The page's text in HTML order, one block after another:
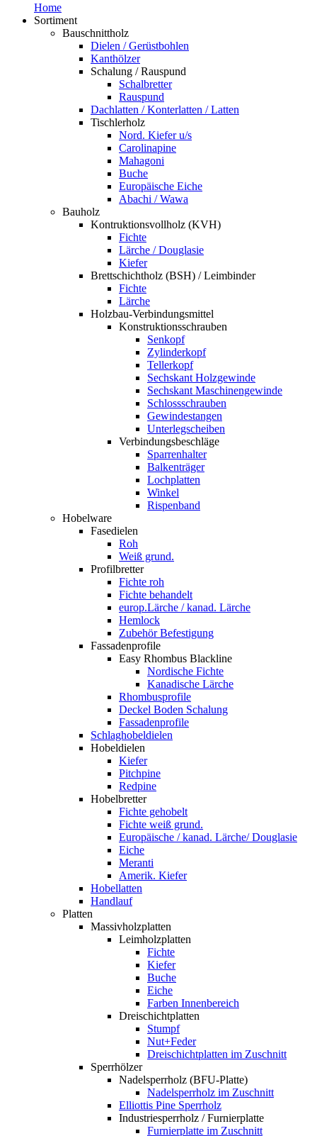
Home
Sortiment
Bauschnittholz
Dielen / Gerüstbohlen
Kanthölzer
Schalung / Rauspund
Schalbretter
Rauspund
Dachlatten / Konterlatten / Latten
Tischlerholz
Nord. Kiefer u/s
Carolinapine
Mahagoni
Buche
Europäische Eiche
Abachi / Wawa
Bauholz
Kontruktionsvollholz (KVH)
Fichte
Lärche / Douglasie
Kiefer
Brettschichtholz (BSH) / Leimbinder
Fichte
Lärche
Holzbau-Verbindungsmittel
Konstruktionsschrauben
Senkopf
Zylinderkopf
Tellerkopf
Sechskant Holzgewinde
Sechskant Maschinengewinde
Schlossschrauben
Gewindestangen
Unterlegscheiben
Verbindungsbeschläge
Sparrenhalter
Balkenträger
Lochplatten
Winkel
Rispenband
Hobelware
Fasedielen
Roh
Weiß grund.
Profilbretter
Fichte roh
Fichte behandelt
europ.Lärche / kanad. Lärche
Hemlock
Zubehör Befestigung
Fassadenprofile
Easy Rhombus Blackline
Nordische Fichte
Kanadische Lärche
Rhombusprofile
Deckel Boden Schalung
Fassadenprofile
Schlaghobeldielen
Hobeldielen
Kiefer
Pitchpine
Redpine
Hobelbretter
Fichte gehobelt
Fichte weiß grund.
Europäische / kanad. Lärche/ Douglasie
Eiche
Meranti
Amerik. Kiefer
Hobellatten
Handlauf
Platten
Massivholzplatten
Leimholzplatten
Fichte
Kiefer
Buche
Eiche
Farben Innenbereich
Dreischichtplatten
Stumpf
Nut+Feder
Dreischichtplatten im Zuschnitt
Sperrhölzer
Nadelsperrholz (BFU-Platte)
Nadelsperrholz im Zuschnitt
Elliottis Pine Sperrholz
Industriesperrholz / Furnierplatte
Furnierplatte im Zuschnitt